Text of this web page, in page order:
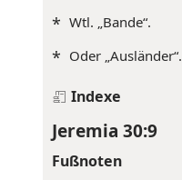
* Wtl. „Bande“.
* Oder „Ausländer“.
Indexe
Jeremia 30:9
Fußnoten